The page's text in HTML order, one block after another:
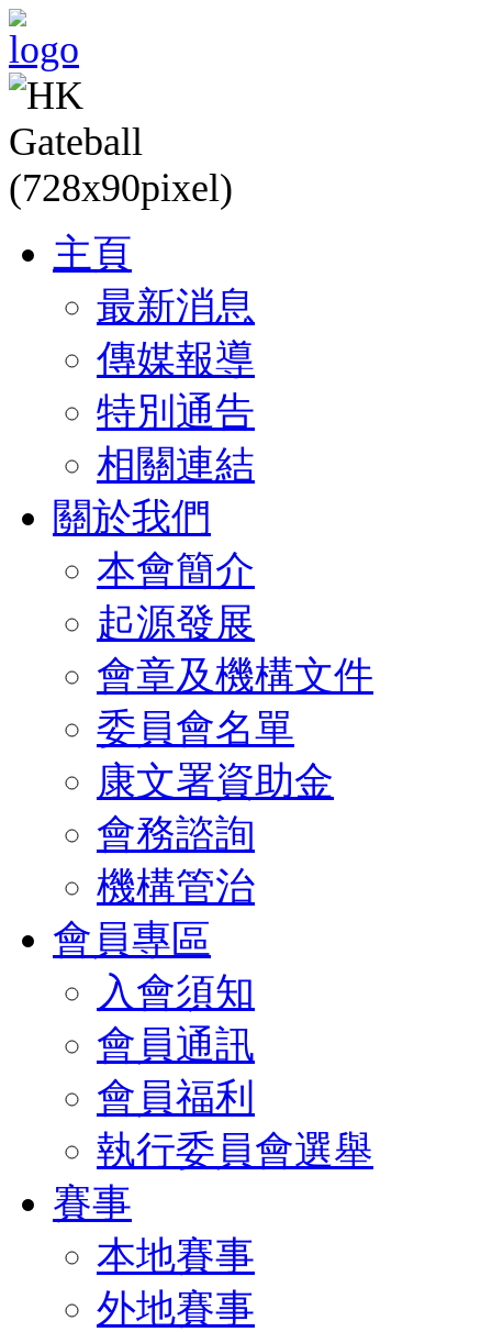
主頁
最新消息
傳媒報導
特別通告
相關連結
關於我們
本會簡介
起源發展
會章及機構文件
委員會名單
康文署資助金
會務諮詢
機構管治
會員專區
入會須知
會員通訊
會員福利
執行委員會選舉
賽事
本地賽事
外地賽事